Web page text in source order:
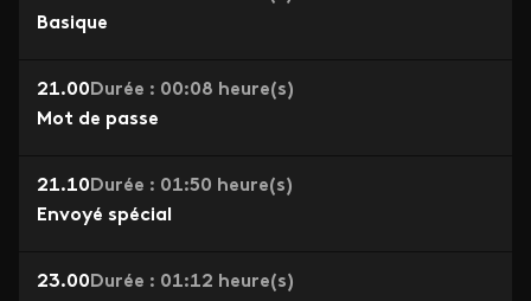
Basique
21.00 Durée : 00:08 heure(s)
Mot de passe
21.10 Durée : 01:50 heure(s)
Envoyé spécial
23.00 Durée : 01:12 heure(s)